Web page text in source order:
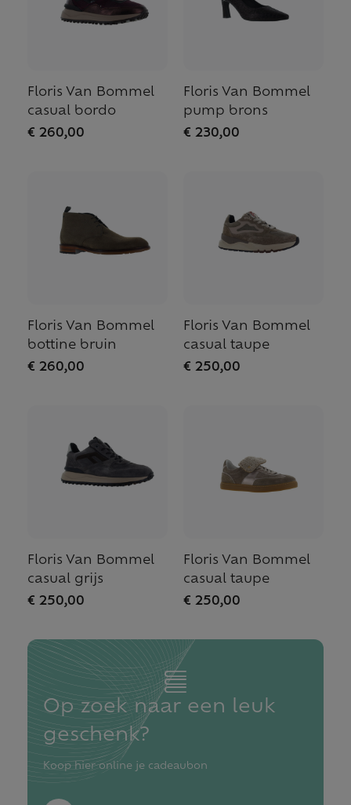
Floris Van Bommel
casual bordo
€ 260,00
Floris Van Bommel
pump brons
€ 230,00
Floris Van Bommel
bottine bruin
€ 260,00
Floris Van Bommel
casual taupe
€ 250,00
Floris Van Bommel
casual grijs
€ 250,00
Floris Van Bommel
casual taupe
€ 250,00
Op zoek naar een leuk
geschenk?
Koop hier online je cadeaubon